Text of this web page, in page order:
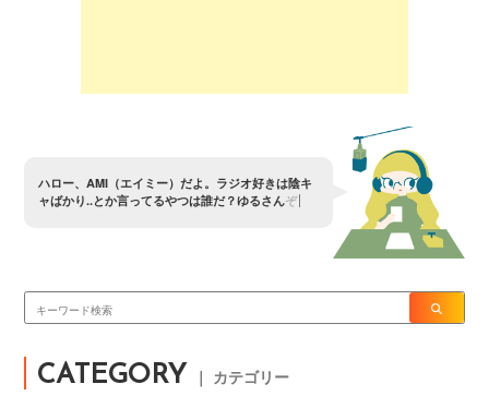
イ だ よ ラ オ 好 き 陰 キ
ャばか り ..とか言っ てる や つは誰 だ？ゆるさん
ぞ 〜？
CATEGORY ｜ カテゴリー